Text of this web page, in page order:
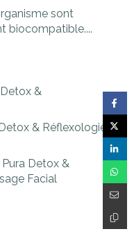
sont
biocompatible....
&
& Réflexologie
Detox &
Facial